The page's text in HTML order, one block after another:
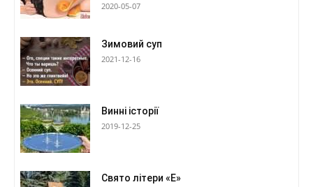
2020-05-07
Зимовий суп
2021-12-16
Винні історії
2019-12-25
Свято літери «Е»